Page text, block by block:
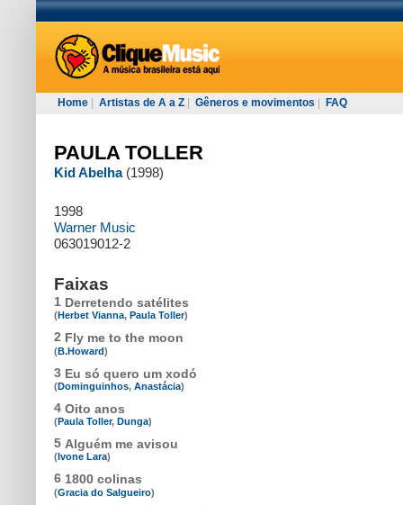
Home Artistas de A a Z Gêneros e movimentos FAQ
PAULA TOLLER
Kid Abelha (1998)
1998
Warner Music
063019012-2
Faixas
1 Derretendo satélites
(Herbet Vianna, Paula Toller)
2 Fly me to the moon
(B.Howard)
3 Eu só quero um xodó
(Dominguinhos, Anastácia)
4 Oito anos
(Paula Toller, Dunga)
5 Alguém me avisou
( Ivone Lara)
6 1800 colinas
(Gracia do Salgueiro)